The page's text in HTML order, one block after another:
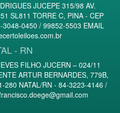
JUCEPE 315/98 AV.
SL811 TORRE C, PINA - CEP
0450 / 99852-5503 EMAIL
- RN
FILHO JUCERN – 024/11
ARTUR BERNARDES, 779B,
280 NATAL/RN - 84-3223-4146 /